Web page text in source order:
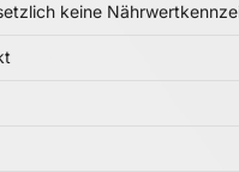
keine